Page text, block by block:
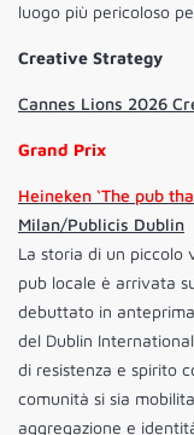
luogo più pericoloso
Creative Strategy
Cannes Lions 2026
Grand Prix
Heineken ‘The pub
Milan/Publicis Dublin
La storia di un piccolo
pub locale è arrivata
debuttato in
del Dublin
di resistenza e spirito
comunità si sia
aggregazione e